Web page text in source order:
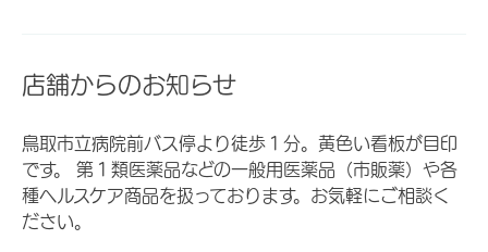
店舗からのお知らせ
鳥取市立病院前バス停より徒歩１分。黄色い看板が目印
です。 第１類医薬品などの一般用医薬品（市販薬）や各
種ヘルスケア商品を扱っております。お気軽にご相談く
ださい。